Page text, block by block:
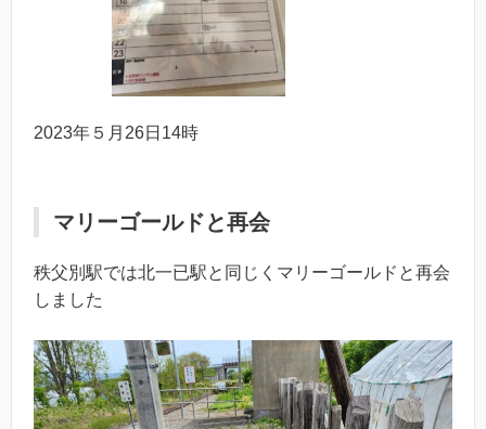
2023年５月26日14時
マリーゴールドと再会
秩父別駅では北一已駅と同じくマリーゴールドと再会
しました